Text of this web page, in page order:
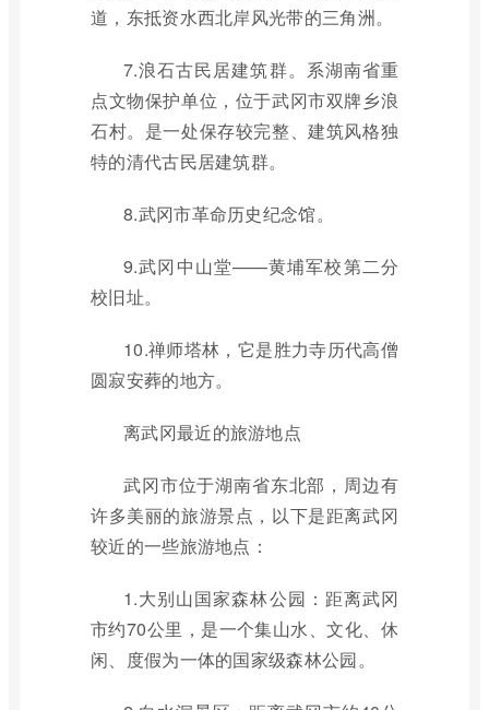
道，东抵资水西北岸风光带的三角洲。
7.浪石古民居建筑群。系湖南省重
点文物保护单位，位于武冈市双牌乡浪
石村。是一处保存较完整、建筑风格独
特的清代古民居建筑群。
8.武冈市革命历史纪念馆。
9.武冈中山堂——黄埔军校第二分
校旧址。
10.禅师塔林，它是胜力寺历代高僧
圆寂安葬的地方。
离武冈最近的旅游地点
武冈市位于湖南省东北部，周边有
许多美丽的旅游景点，以下是距离武冈
较近的一些旅游地点：
1.大别山国家森林公园：距离武冈
市约70公里，是一个集山水、文化、休
闲、度假为一体的国家级森林公园。